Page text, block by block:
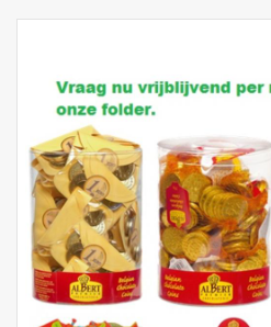
Dranken
Aperitiefkoekjes
Botanicals
Snoeppot-Snoep